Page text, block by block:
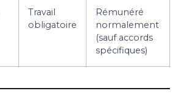
Travail
obligatoire
Rémunéré
normalement
(sauf accords
spécifiques)